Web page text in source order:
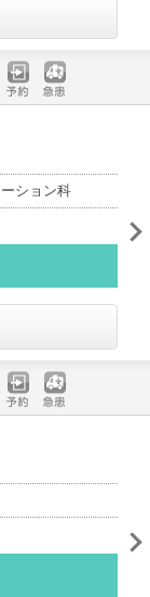
予約 急患
ション科
予約 急患